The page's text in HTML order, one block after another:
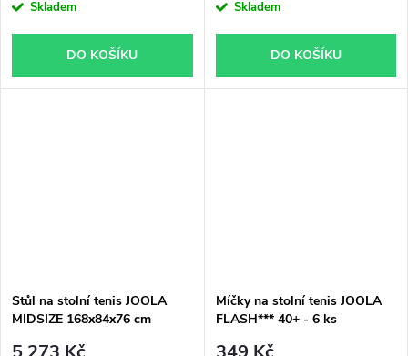
Skladem
DO KOŠÍKU
Skladem
DO KOŠÍKU
Stůl na stolní tenis JOOLA
MIDSIZE 168x84x76 cm
Míčky na stolní tenis JOOLA
FLASH*** 40+ - 6 ks